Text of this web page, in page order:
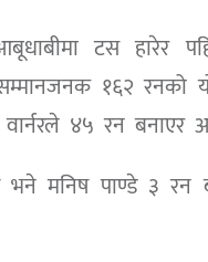
टस हारेर
१६२ रनको
४५ रन
भने मनिष पाण्डे ३